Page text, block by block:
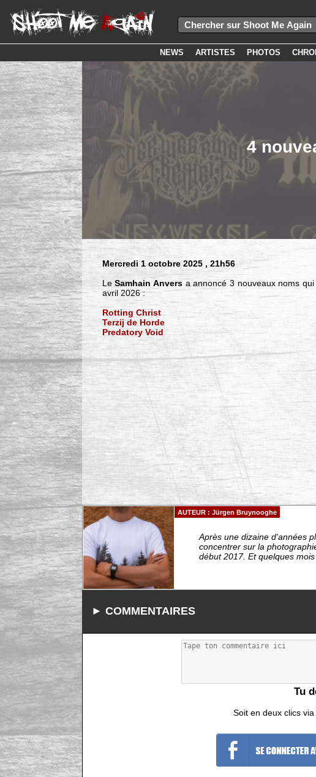
NEWS ARTISTES PHOTOS
4
Mercredi 1 octobre 2025 , 21h56
LeSamhain Anvers a annoncé 3 nouveaux noms
avril 2026 :
Rotting Christ
Terzij de Horde
Predatory Void
AUTEUR : Jürgen Bruynooghe
Après une dizaine d'années
concentrer sur la
début 2017. Et quelques
► COMMENTAIRES
Tu
Soit en deux clics